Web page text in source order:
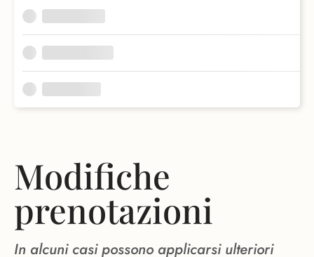
Modifiche
prenotazioni
In alcuni casi possono applicarsi ulteriori